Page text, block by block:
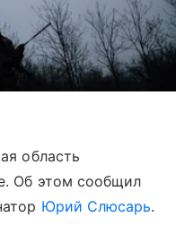
область
Об этом сообщил
Юрий Слюсарь.